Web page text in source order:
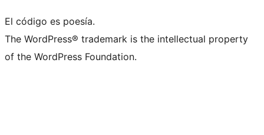
El código es poesía.
The WordPress® trademark is the intellectual property
of the WordPress Foundation.